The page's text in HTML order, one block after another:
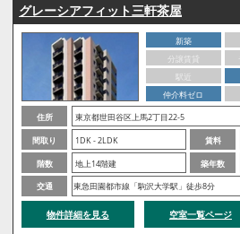
グレーシアフィット三軒茶屋
新築
分譲賃貸
駅近
仲介料ゼロ
住所
東京都世田谷区上馬2丁目22-5
間取り
1DK - 2LDK 賃料
階数
地上14階建 築年数
交通
東急田園都市線「駒沢大学駅」徒歩8分
物件詳細を見る 空室一覧ページ